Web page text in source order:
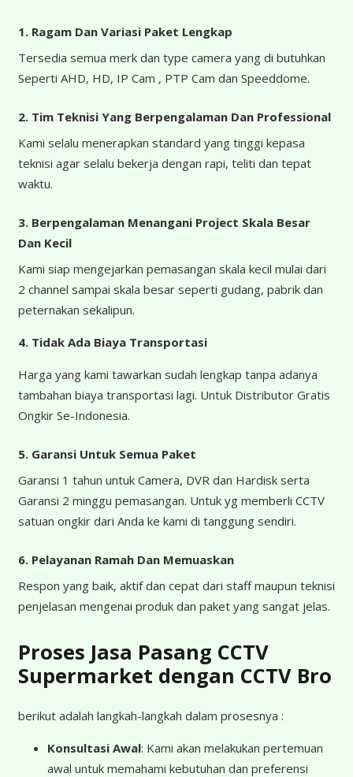
1. Ragam Dan Variasi Paket Lengkap
Tersedia semua merk dan type camera yang di butuhkan
Seperti AHD, HD, IP Cam , PTP Cam dan Speeddome.
2. Tim Teknisi Yang Berpengalaman Dan Professional
Kami selalu menerapkan standard yang tinggi kepasa
teknisi agar selalu bekerja dengan rapi, teliti dan tepat
waktu.
3. Berpengalaman Menangani Project Skala Besar
Dan Kecil
Kami siap mengejarkan pemasangan skala kecil mulai dari
2 channel sampai skala besar seperti gudang, pabrik dan
peternakan sekalipun.
4. Tidak Ada Biaya Transportasi
Harga yang kami tawarkan sudah lengkap tanpa adanya
tambahan biaya transportasi lagi. Untuk Distributor Gratis
Ongkir Se-Indonesia.
5. Garansi Untuk Semua Paket
Garansi 1 tahun untuk Camera, DVR dan Hardisk serta
Garansi 2 minggu pemasangan. Untuk yg memberli CCTV
satuan ongkir dari Anda ke kami di tanggung sendiri.
6. Pelayanan Ramah Dan Memuaskan
Respon yang baik, aktif dan cepat dari staff maupun teknisi
penjelasan mengenai produk dan paket yang sangat jelas.
Proses Jasa Pasang CCTV
Supermarket dengan CCTV Bro
berikut adalah langkah-langkah dalam prosesnya :
Konsultasi Awal: Kami akan melakukan pertemuan
awal untuk memahami kebutuhan dan preferensi